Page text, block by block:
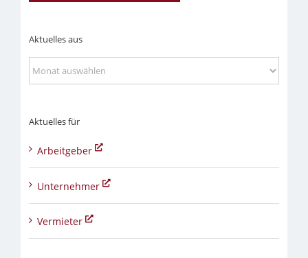
Aktuelles aus
Aktuelles
aus
Aktuelles für
Arbeitgeber
Unternehmer
Vermieter